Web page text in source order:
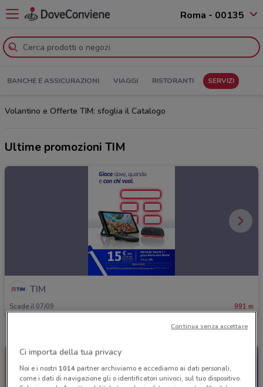
Roma - 00135
BANCHE E ASSICURAZIONI VIAGGI RISTORANTI SERVIZI
Volantino e Offerte TIM: sfoglia il Catalogo
Ultime promozioni TIM
TIM
Scade il 07/09 991 m
Ci importa della tua privacy
Noi e i nostri 1014partner archiviamo e accediamo ai dati personali,
come i dati di navigazione gli o identificatori univoci, sul tuo dispositivo.
Continua senza accettare